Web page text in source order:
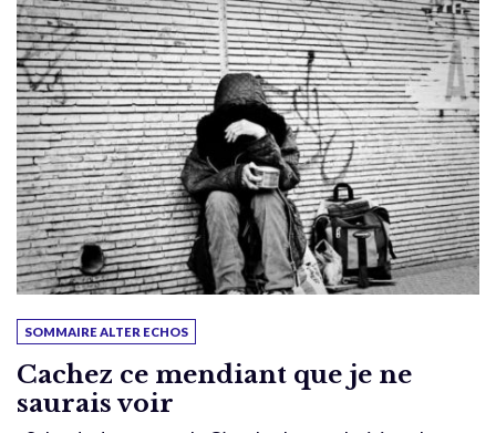
SOMMAIRE ALTER ECHOS
Cachez ce mendiant que je ne
saurais voir